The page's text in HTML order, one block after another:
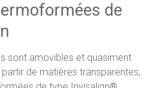
de
sont amovibles et quasiment
de matières transparentes,